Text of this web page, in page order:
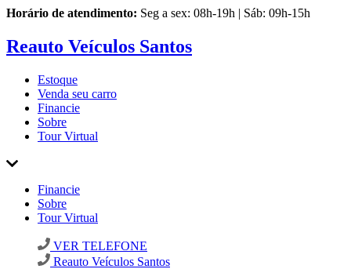
Horário de atendimento: Seg a sex: 08h-19h | Sáb: 09h-15h
Reauto Veículos Santos
Estoque
Venda seu carro
Financie
Sobre
Tour Virtual
Financie
Sobre
Tour Virtual
VER TELEFONE
Reauto Veículos Santos